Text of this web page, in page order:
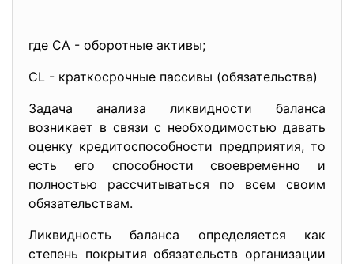
где СА - оборотные активы;
CL - краткосрочные пассивы (обязательства)
Задача анализа ликвидности баланса
возникает в связи с необходимостью давать
оценку кредитоспособности предприятия, то
есть его способности своевременно и
полностью рассчитываться по всем своим
обязательствам.
Ликвидность баланса определяется как
степень покрытия обязательств организации